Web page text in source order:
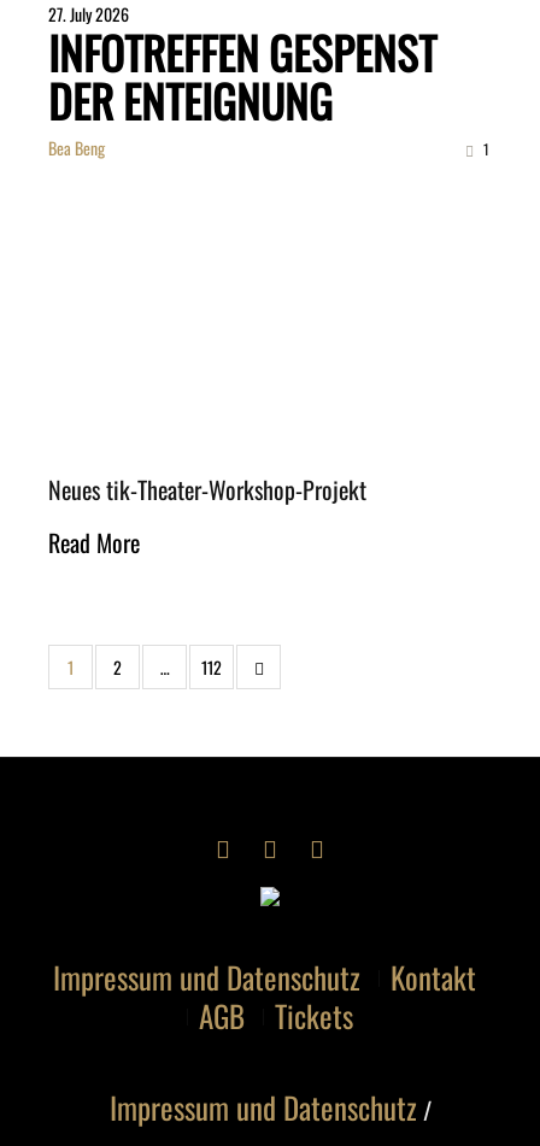
27. July 2026
INFOTREFFEN GESPENST
DER ENTEIGNUNG
Bea Beng 1
Neues tik-Theater-Workshop-Projekt
Read More
1 2 … 112
Impressum und Datenschutz
Kontakt
AGB
Tickets
Impressum und Datenschutz /